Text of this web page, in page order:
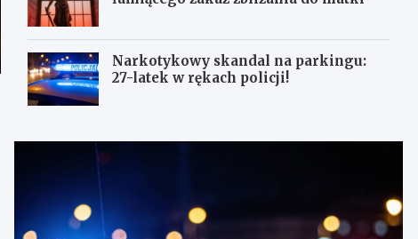
Narkotykowy skandal na parkingu:
27-latek w rękach policji!